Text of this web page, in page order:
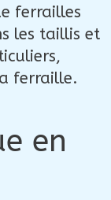
ferrailles
les taillis et
ferraille.
en